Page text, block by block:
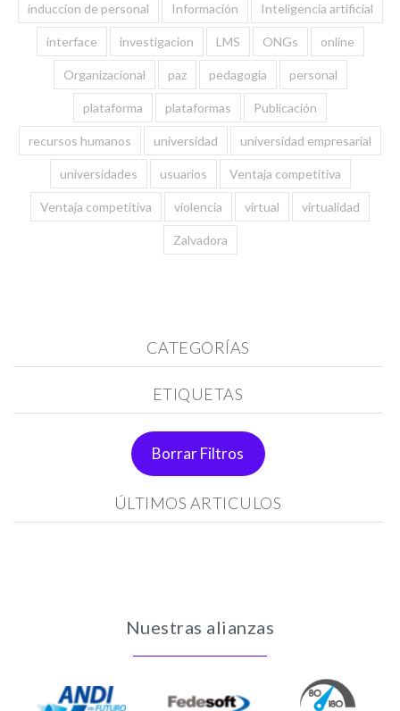
induccion de personal Información Inteligencia artificial
interface investigacion LMS ONGs online
Organizacional paz pedagogia personal
plataforma plataformas Publicación
recursos humanos universidad universidad empresarial
universidades usuarios Ventaja competitiva
Ventaja competitiva violencia virtual virtualidad
Zalvadora
CATEGORÍAS
ETIQUETAS
Borrar Filtros
ÚLTIMOS ARTICULOS
Nuestras alianzas